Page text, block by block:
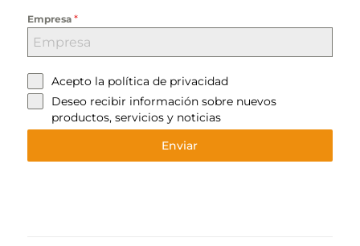
Empresa *
Acepto la política de privacidad
Deseo recibir información sobre nuevos
productos, servicios y noticias
Enviar